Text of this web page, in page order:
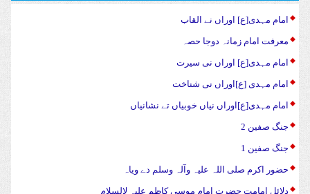
امام مہدی[ع] اوراں نے القاب
معرفت امام زمانہ دوجا حصہ
امام مہدی[ع] اوراں نی سیرت
امام مہدی [ع]اوراں نی شناخت
امام مہدی[ع]اوراں نیاں خوبیاں تے نشانیاں
جنگ صفین 2
جنگ صفین 1
حضور اکرم صلی اللہ علیہ وآلہ وسلم دے ویاہ
دلائل امامت حضرت امام موسی کاظم علیہ لالسلام